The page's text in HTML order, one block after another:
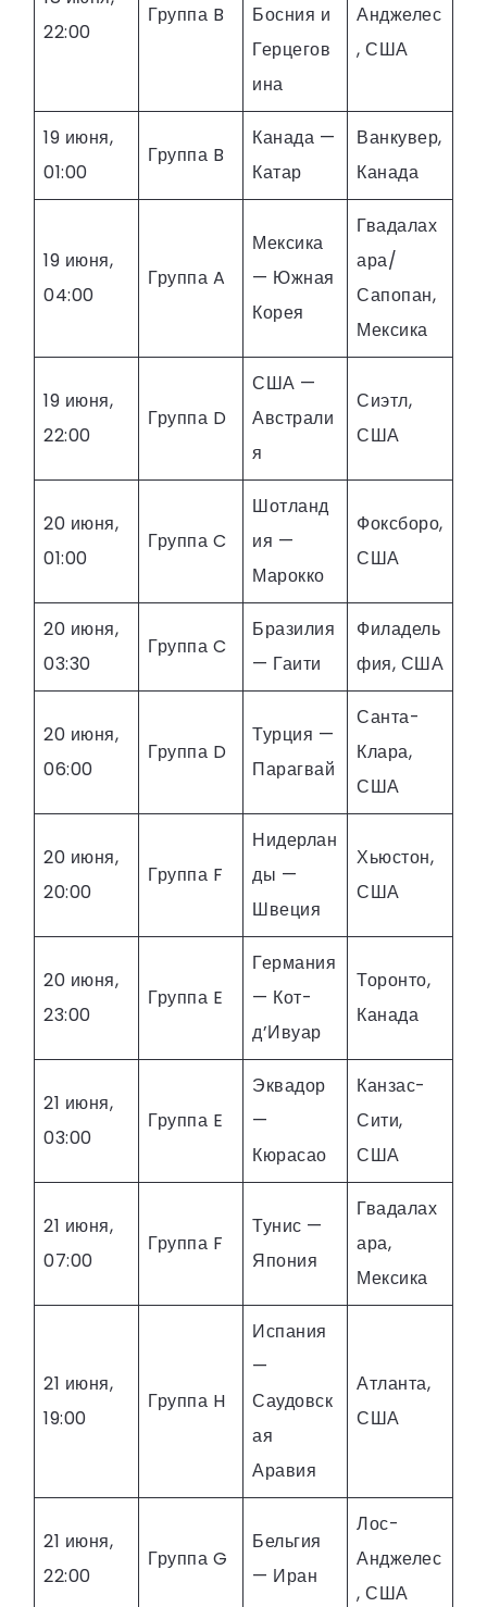
22:00
Группа B
Босния и
Герцегов
ина
Анджелес
, США
19 июня,
01:00
Группа B
Канада —
Катар
Ванкувер,
Канада
19 июня,
04:00
Группа A
Мексика
— Южная
Корея
Гвадалах
ара/
Сапопан,
Мексика
19 июня,
22:00
Группа D
США —
Австрали
я
Сиэтл,
США
20 июня,
01:00
Группа C
Шотланд
ия —
Марокко
Фоксборо,
США
20 июня,
03:30
Группа C
Бразилия
— Гаити
Филадель
фия, США
20 июня,
06:00
Группа D
Турция —
Парагвай
Санта-
Клара,
США
20 июня,
20:00
Группа F
Нидерлан
ды —
Швеция
Хьюстон,
США
20 июня,
23:00
Группа E
Германия
— Кот-
д’Ивуар
Торонто,
Канада
21 июня,
03:00
Группа E
Эквадор
—
Кюрасао
Канзас-
Сити,
США
21 июня,
07:00
Группа F
Тунис —
Япония
Гвадалах
ара,
Мексика
21 июня,
19:00
Группа H
Испания
—
Саудовск
ая
Аравия
Атланта,
США
21 июня,
22:00
Группа G
Бельгия
— Иран
Лос-
Анджелес
, США